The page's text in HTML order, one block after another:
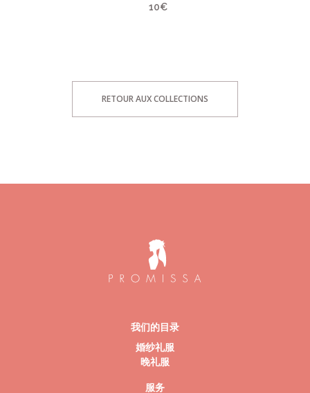
10€
RETOUR AUX COLLECTIONS
我们的目录
婚纱礼服
晚礼服
服务